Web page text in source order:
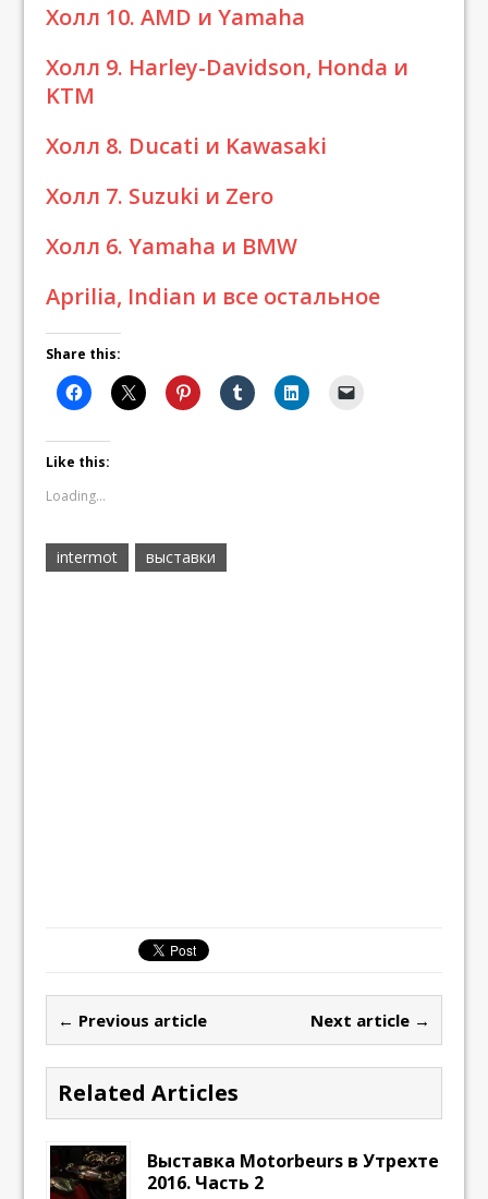
Холл 10. AMD и Yamaha
Холл 9. Harley-Davidson, Honda и
KTM
Холл 8. Ducati и Kawasaki
Холл 7. Suzuki и Zero
Холл 6. Yamaha и BMW
Aprilia, Indian и все остальное
Share this:
Like this:
Loading...
intermot выставки
← Previous article Next article →
Related Articles
Выставка Motorbeurs в Утрехте
2016. Часть 2